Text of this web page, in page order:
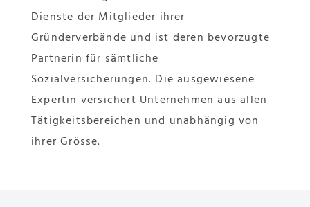
Dienste der Mitglieder ihrer
Gründerverbände und ist deren bevorzugte
Partnerin für sämtliche
Sozialversicherungen. Die ausgewiesene
Expertin versichert Unternehmen aus allen
Tätigkeitsbereichen und unabhängig von
ihrer Grösse.